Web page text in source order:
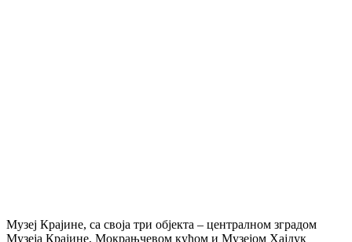
Музеј Крајине, са своја три објекта – централном зградом
Музеја Крајине, Мокрањчевом кућом и Музејом Хајдук